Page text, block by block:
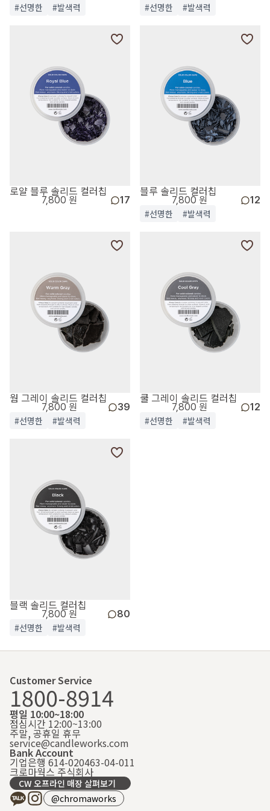
#선명한 #발색력 #선명한 #발색력
로얄 블루 솔리드 컬러칩
7,800 원 17
블루 솔리드 컬러칩
7,800 원 12
#선명한 #발색력
웜 그레이 솔리드 컬러칩
7,800 원 39
#선명한 #발색력
쿨 그레이 솔리드 컬러칩
7,800 원 12
#선명한 #발색력
블랙 솔리드 컬러칩
7,800 원 80
#선명한 #발색력
Customer Service
1800-8914
평일 10:00~18:00
점심시간 12:00~13:00
주말, 공휴일 휴무
service@candleworks.com
Bank Account
기업은행 614-020463-04-011
크로마웍스 주식회사
CW 오프라인 매장 살펴보기
@chromaworks